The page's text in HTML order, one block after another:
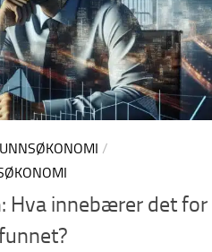
/
Hva innebærer det for